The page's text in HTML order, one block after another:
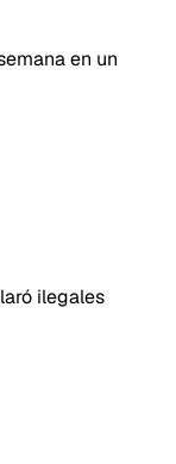
en un
ilegales